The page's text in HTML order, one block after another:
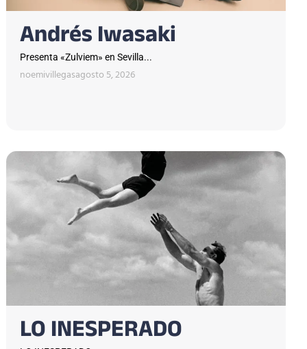
Andrés Iwasaki
Presenta «Zulviem» en Sevilla...
noemivillegasagosto 5, 2026
LO INESPERADO